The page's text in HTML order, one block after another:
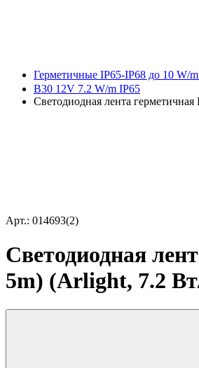
Герметичные IP65-IP68 до 10 W/m
B30 12V 7.2 W/m IP65
Светодиодная лента
Арт.: 014693(2)
Светодиодная
5m) (Arlight, 7.2